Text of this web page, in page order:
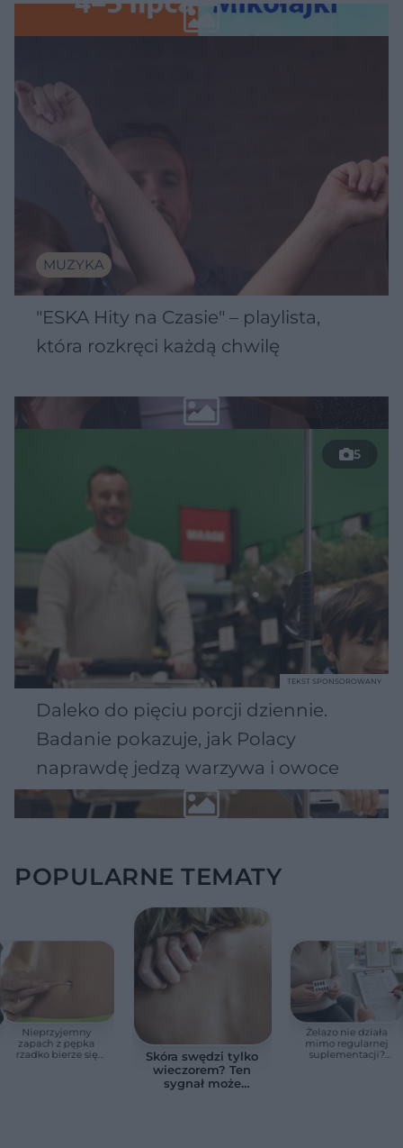
MUZYKA
"ESKA Hity na Czasie" – playlista,
która rozkręci każdą chwilę
5
Daleko do pięciu porcji dziennie.
Badanie pokazuje, jak Polacy
naprawdę jedzą warzywa i owoce
TEKST SPONSOROWANY
POPULARNE TEMATY
Nieprzyjemny
zapach z pępka
rzadko bierze się
Skóra swędzi tylko
wieczorem? Ten
sygnał może
Żelazo nie działa
mimo regularnej
suplementacji?